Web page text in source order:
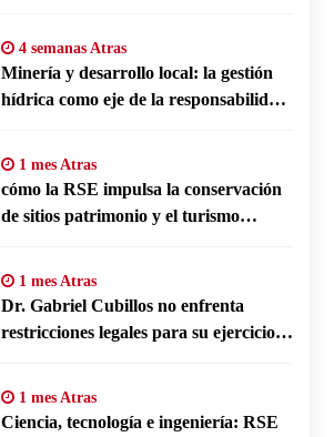
4 semanas Atras
Minería y desarrollo local: la gestión
hídrica como eje de la responsabilidad
1 mes Atras
cómo la RSE impulsa la conservación
de sitios patrimonio y el turismo
1 mes Atras
Dr. Gabriel Cubillos no enfrenta
restricciones legales para su ejercicio,
1 mes Atras
Ciencia, tecnología e ingeniería: RSE